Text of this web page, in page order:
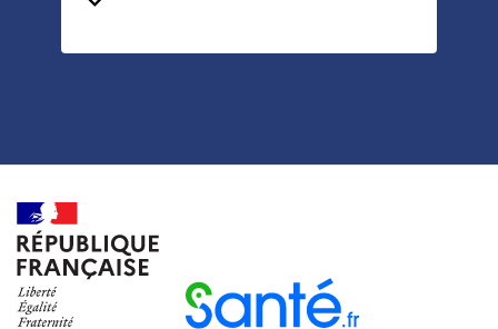
Temps de lecture